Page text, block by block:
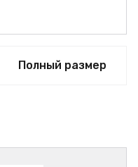
Полный размер